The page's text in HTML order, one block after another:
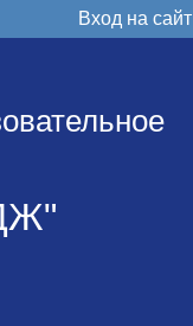
Вход на сайт